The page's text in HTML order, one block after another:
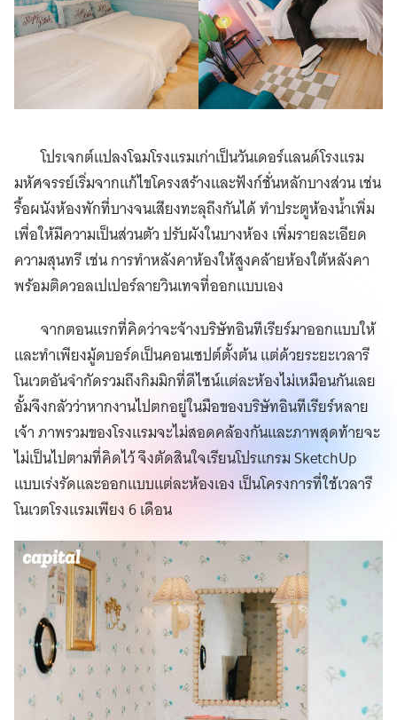
โปรเจกต์แปลงโฉมโรงแรมเก่าเป็นวันเดอร์แลนด์โรงแรม
มหัศจรรย์เริ่มจากแก้ไขโครงสร้างและฟังก์ชั่นหลักบางส่วน เช่น
รื้อผนังห้องพักที่บางจนเสียงทะลุถึงกันได้ ทำประตูห้องน้ำเพิ่ม
เพื่อให้มีความเป็นส่วนตัว ปรับผังในบางห้อง เพิ่มรายละเอียด
ความสุนทรี เช่น การทำหลังคาห้องให้สูงคล้ายห้องใต้หลังคา
พร้อมติดวอลเปเปอร์ลายวินเทจที่ออกแบบเอง
จากตอนแรกที่คิดว่าจะจ้างบริษัทอินทีเรียร์มาออกแบบให้
และทำเพียงมู้ดบอร์ดเป็นคอนเซปต์ตั้งต้น แต่ด้วยระยะเวลารี
โนเวตอันจำกัดรวมถึงกิมมิกที่ดีไซน์แต่ละห้องไม่เหมือนกันเลย
อั้มจึงกลัวว่าหากงานไปตกอยู่ในมือของบริษัทอินทีเรียร์หลาย
เจ้า ภาพรวมของโรงแรมจะไม่สอดคล้องกันและภาพสุดท้ายจะ
ไม่เป็นไปตามที่คิดไว้ จึงตัดสินใจเรียนโปรแกรม SketchUp
แบบเร่งรัดและออกแบบแต่ละห้องเอง เป็นโครงการที่ใช้เวลารี
โนเวตโรงแรมเพียง 6 เดือน